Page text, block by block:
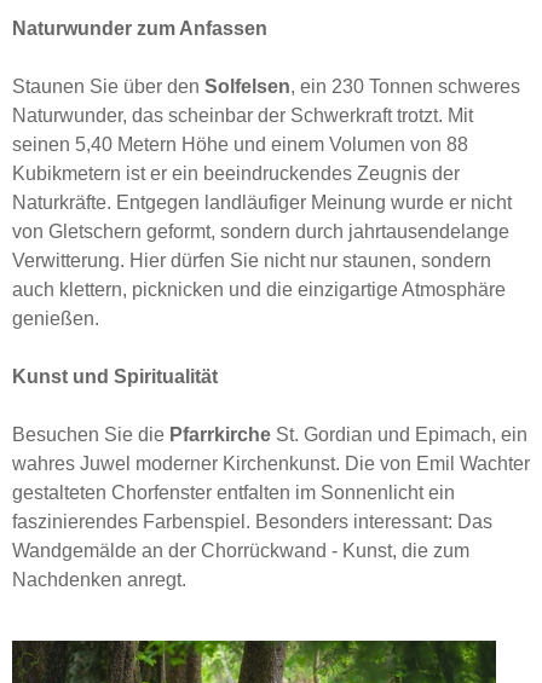
Naturwunder zum Anfassen
Staunen Sie über den Solfelsen, ein 230 Tonnen schweres
Naturwunder, das scheinbar der Schwerkraft trotzt. Mit
seinen 5,40 Metern Höhe und einem Volumen von 88
Kubikmetern ist er ein beeindruckendes Zeugnis der
Naturkräfte. Entgegen landläufiger Meinung wurde er nicht
von Gletschern geformt, sondern durch jahrtausendelange
Verwitterung. Hier dürfen Sie nicht nur staunen, sondern
auch klettern, picknicken und die einzigartige Atmosphäre
genießen.
Kunst und Spiritualität
Besuchen Sie die Pfarrkirche St. Gordian und Epimach, ein
wahres Juwel moderner Kirchenkunst. Die von Emil Wachter
gestalteten Chorfenster entfalten im Sonnenlicht ein
faszinierendes Farbenspiel. Besonders interessant: Das
Wandgemälde an der Chorrückwand - Kunst, die zum
Nachdenken anregt.